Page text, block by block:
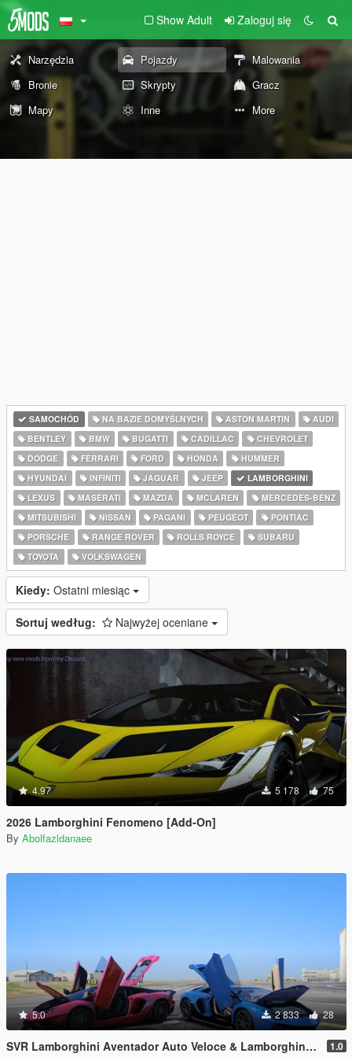
Show Adult Zaloguj się
Narzędzia Pojazdy
Malowania
Bronie
Skrypty
Gracz
Mapy
Inne More
SAMOCHÓD NA BAZIE DOMYŚLNYCH ASTON MARTIN
AUDI
BENTLEY
BMW BUGATTI CADILLAC
CHEVROLET
DODGE
FERRARI FORD HONDA
HUMMER
HYUNDAI
INFINITI JAGUAR JEEP
LAMBORGHINI
LEXUS
MASERATI MAZDA MCLAREN
MERCEDES-BENZ
MITSUBISHI
NISSAN PAGANI PEUGEOT
PONTIAC
PORSCHE
RANGE ROVER ROLLS ROYCE
SUBARU
TOYOTA
VOLKSWAGEN
Kiedy: Ostatni miesiąc
Sortuj według: Najwyżej oceniane
4.97 5 178 75
2026 Lamborghini Fenomeno [Add-On]
By Abolfazldanaee
5.0 2 833 28
SVR Lamborghini Aventador Auto Veloce & Lamborghini Aventador LP780-4 Ultimae [Add-On | Legacy | Enhanced] 1.0